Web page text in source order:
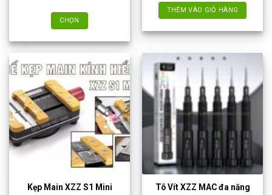
CHỌN
phẩm
có
nhiều
biến
thể.
Các
tùy
chọn
có
được
THÊM VÀO GIỎ HÀNG
Kẹp Main XZZ S1 Mini
Tô Vít XZZ MAC đa năng